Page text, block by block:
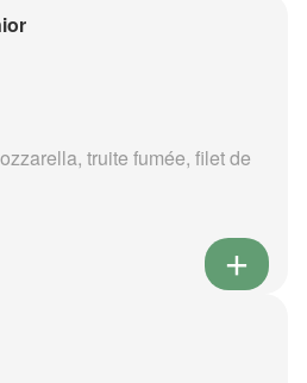
truite fumée, filet de